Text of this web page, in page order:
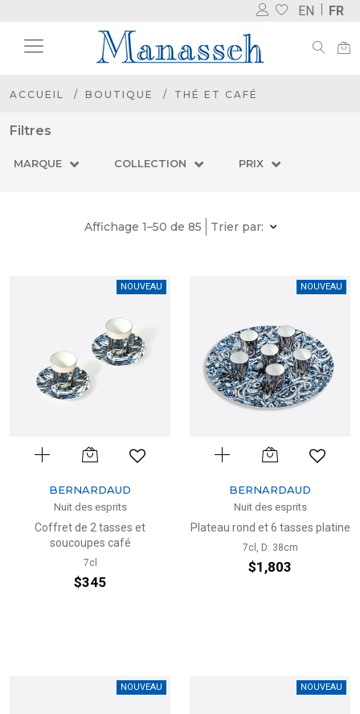
EN FR
ACCUEIL BOUTIQUE THÉ ET CAFÉ
Filtres
MARQUE COLLECTION PRIX
Affichage 1–50 de 85 Trier par:
NOUVEAU
BERNARDAUD
Nuit des esprits
Coffret de 2 tasses et
soucoupes café
7cl
$345
NOUVEAU
BERNARDAUD
Nuit des esprits
Plateau rond et 6 tasses platine
7cl, D: 38cm
$1,803
NOUVEAU NOUVEAU